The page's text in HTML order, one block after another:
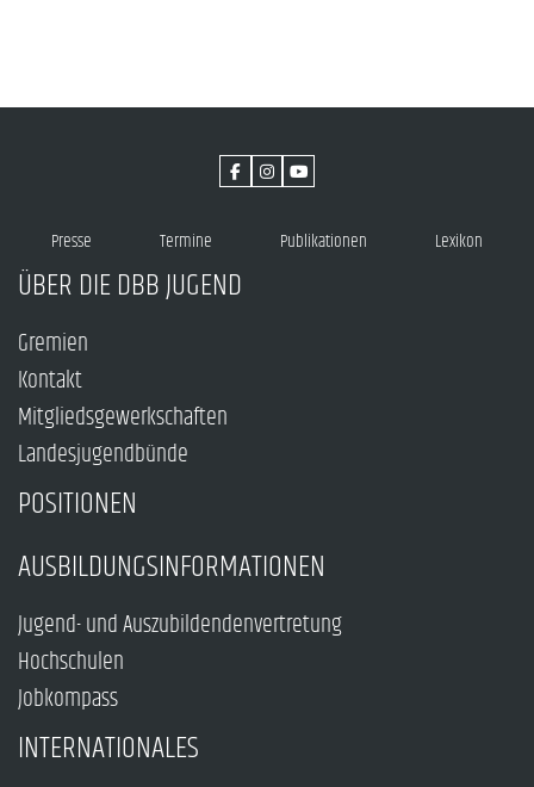
Presse Termine Publikationen Lexikon
ÜBER DIE DBB JUGEND
Gremien
Kontakt
Mitgliedsgewerkschaften
Landesjugendbünde
POSITIONEN
AUSBILDUNGSINFORMATIONEN
Jugend- und Auszubildendenvertretung
Hochschulen
Jobkompass
INTERNATIONALES